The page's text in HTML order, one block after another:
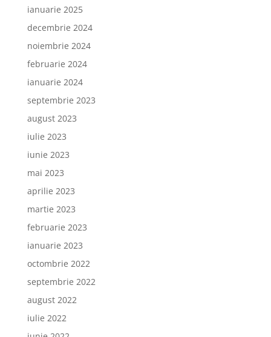
ianuarie 2025
decembrie 2024
noiembrie 2024
februarie 2024
ianuarie 2024
septembrie 2023
august 2023
iulie 2023
iunie 2023
mai 2023
aprilie 2023
martie 2023
februarie 2023
ianuarie 2023
octombrie 2022
septembrie 2022
august 2022
iulie 2022